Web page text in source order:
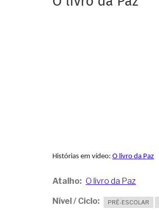
Histórias em vídeo: O livro da Paz
Atalho O livro da Paz
Nível / Ciclo PRÉ-ESCOLAR